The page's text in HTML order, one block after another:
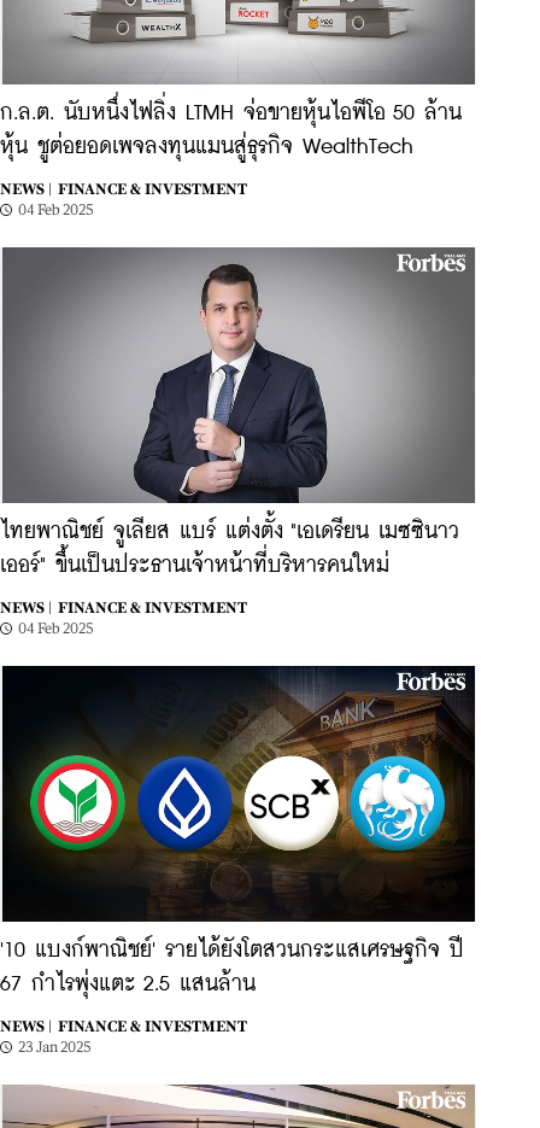
ก.ล.ต. นับหนึ่งไฟลิ่ง LTMH จ่อขายหุ้นไอพีโอ 50 ล้าน
หุ้น ชูต่อยอดเพจลงทุนแมนสู่ธุรกิจ WealthTech
NEWS |
FINANCE & INVESTMENT
04 Feb 2025
ไทยพาณิชย์ จูเลียส แบร์ แต่งตั้ง "เอเดรียน เมซซินาว
เออร์" ขึ้นเป็นประธานเจ้าหน้าที่บริหารคนใหม่
NEWS |
FINANCE & INVESTMENT
04 Feb 2025
'10 แบงก์พาณิชย์' รายได้ยังโตสวนกระแสเศรษฐกิจ ปี
67 กำไรพุ่งแตะ 2.5 แสนล้าน
NEWS |
FINANCE & INVESTMENT
23 Jan 2025